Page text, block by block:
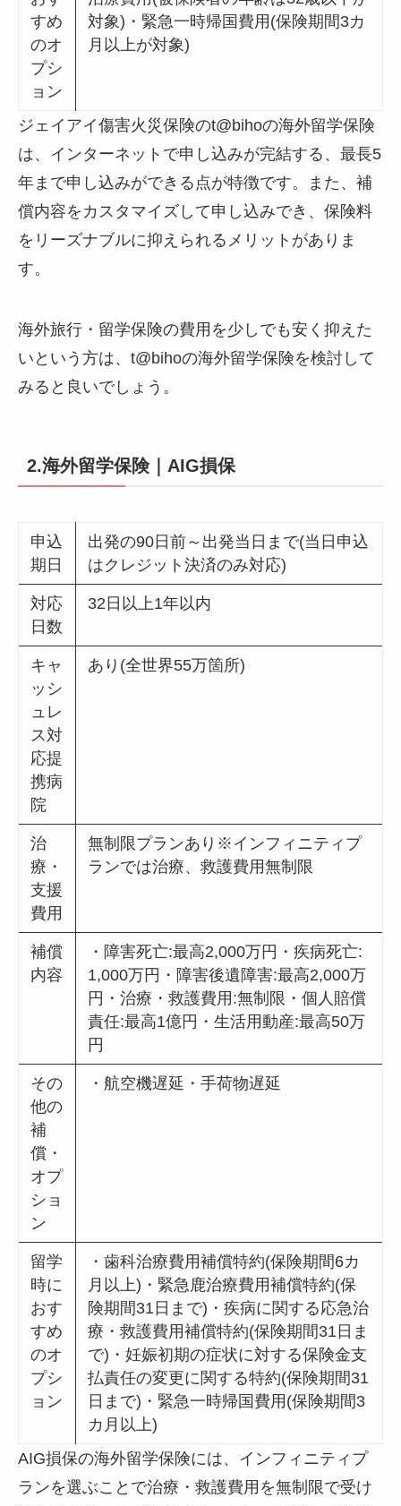
すめ
のオ
プシ
ョン
対象)・緊急一時帰国費用(保険期間3カ
月以上が対象)
ジェイアイ傷害火災保険のt@bihoの海外留学保険
は、インターネットで申し込みが完結する、最長5
年まで申し込みができる点が特徴です。また、補
償内容をカスタマイズして申し込みでき、保険料
をリーズナブルに抑えられるメリットがありま
す。
海外旅行・留学保険の費用を少しでも安く抑えた
いという方は、t@bihoの海外留学保険を検討して
みると良いでしょう。
2.海外留学保険｜AIG損保
申込
期日
出発の90日前～出発当日まで(当日申込
はクレジット決済のみ対応)
対応
日数
32日以上1年以内
キャ
ッシ
ュレ
ス対
応提
携病
院
あり(全世界55万箇所)
治
療・
支援
費用
無制限プランあり※インフィニティプ
ランでは治療、救護費用無制限
補償
内容
・障害死亡:最高2,000万円・疾病死亡:
1,000万円・障害後遺障害:最高2,000万
円・治療・救護費用:無制限・個人賠償
責任:最高1億円・生活用動産:最高50万
円
その
他の
補
償・
オプ
ショ
ン
・航空機遅延・手荷物遅延
留学
時に
おす
すめ
のオ
プシ
ョン
・歯科治療費用補償特約(保険期間6カ
月以上)・緊急鹿治療費用補償特約(保
険期間31日まで)・疾病に関する応急治
療・救護費用補償特約(保険期間31日ま
で)・妊娠初期の症状に対する保険金支
払責任の変更に関する特約(保険期間31
日まで)・緊急一時帰国費用(保険期間3
カ月以上)
AIG損保の海外留学保険には、インフィニティプ
ランを選ぶことで治療・救護費用を無制限で受け